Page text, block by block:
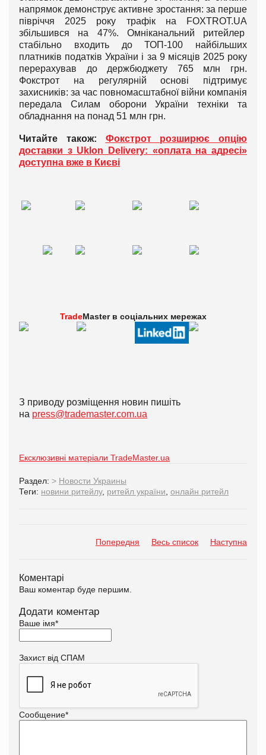
напрямок демонструє активне зростання: за перше
півріччя 2025 року трафік на FOXTROT.UA
збільшився на 47%. Омніканальний ритейлер
стабільно входить до ТОП-100 найбільших
платників податків України і за 9 місяців 2025 року
перерахував до держбюджету 765 млн грн.
Фокстрот на регулярній основі підтримує
захисників: за час повномасштабної війни компанія
передала Силам оборони України техніки та
обладнання на понад 51 млн грн.
Читайте також: Фокстрот розширює опцію
доставки з Uklon Delivery: «оплата на адресі»
доступна вже в Києві
TradeMaster в соціальних мережах
З приводу розміщення новин пишіть
на press@trademaster.com.ua
Ексклюзивні матеріали TradeMaster.ua
Раздел: > Новости Украины
Теги: новини ритейлу, ритейл україни, онлайн ритейл
Попередня Весь список Наступна
Коментарі
Ваш коментар буде першим.
Додати коментар
Ваше імя*
Захист від СПАМ
Сообщение*